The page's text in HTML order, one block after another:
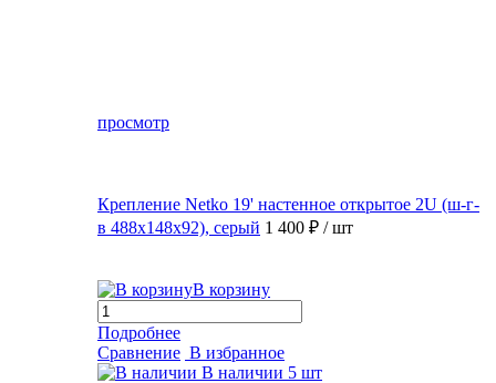
просмотр
Крепление Netko 19' настенное открытое 2U (ш-г-
в 488х148х92), серый 1 400 ₽ / шт
В корзину
Подробнее
Сравнение В избранное
В наличии 5 шт